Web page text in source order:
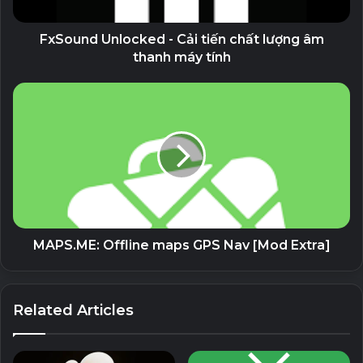
• Sử dụng nhiều tài khoản, tất cả đều hoạt động cùng lúc,
trên cùng một trình duyệt
• Lý tưởng cho các trang xã hội xâm phạm quyền riêng tư
cung cấp nội dung miễn phí cho người dùng mới
TRÌNH DUYỆT NÂNG CAO CHO NGƯỜI DÙNG
Cần một chút học hỏi và hiểu biết để sử dụng Hermit một
cách hiệu quả – Chúng tôi sẵn sàng trợ giúp!
https://hermit.chimbori.com/help/getting-started
TRỢ GIÚP BÀI VIẾT & CÂU HỎI THƯỜNG GẶP
FxSound Unlocked - Cải tiến chất lượng âm
thanh máy tính
MAPS.ME: Offline maps GPS Nav [Mod Extra]
Related Articles